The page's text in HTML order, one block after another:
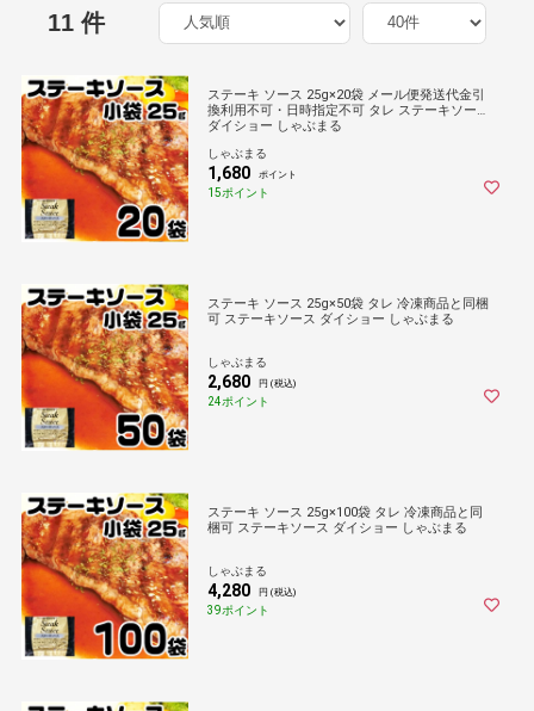
11 件
ステーキ ソース 25g×20袋 メール便発送代金引
換利用不可・日時指定不可 タレ ステーキソース
ダイショー しゃぶまる
しゃぶまる
1,680 ポイント
15ポイント
ステーキ ソース 25g×50袋 タレ 冷凍商品と同梱
可 ステーキソース ダイショー しゃぶまる
しゃぶまる
2,680 円 (税込)
24ポイント
ステーキ ソース 25g×100袋 タレ 冷凍商品と同
梱可 ステーキソース ダイショー しゃぶまる
しゃぶまる
4,280 円 (税込)
39ポイント